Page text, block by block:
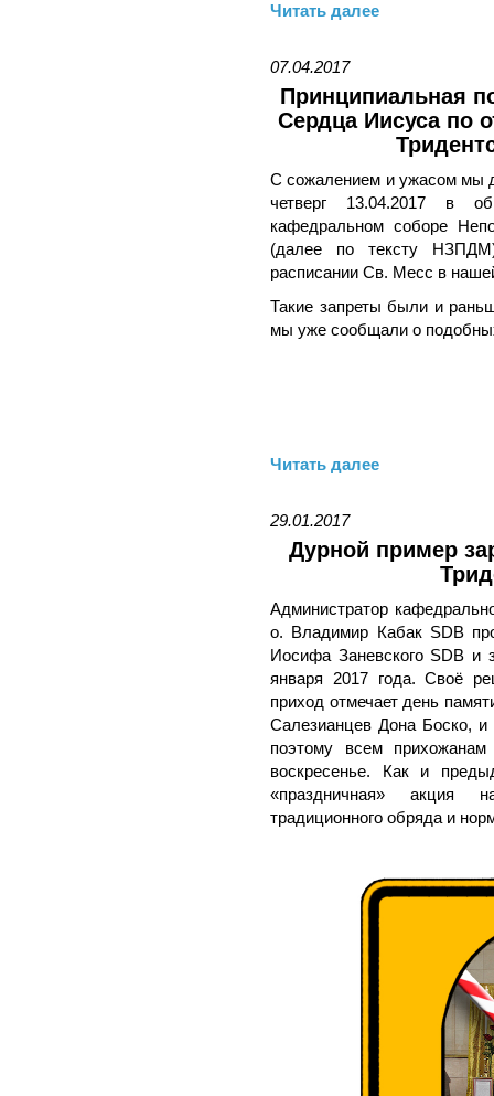
Читать далее
07.04.2017
Принципиальная
Сердца Иисуса по
С сожалением и ужасом мы
четверг 13.04.2017 в
кафедральном соборе
(далее по тексту
расписании Св. Месс в
Такие запреты были и
мы уже сообщали о
Читать далее
29.01.2017
Дурной пример
Администратор
о. Владимир Кабак SDB
Иосифа Заневского SDB и
января 2017 года. Своё
приход отмечает день
Салезианцев Дона Боско, и
поэтому всем
воскресенье. Как и
«праздничная» акция
традиционного обряда и